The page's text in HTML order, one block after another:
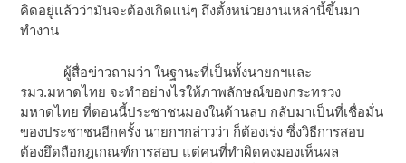
คิดอยู่แล้วว่ามันจะต้องเกิดแน่ๆ ถึงตั้งหน่วยงานเหล่านี้ขึ้นมา
ทำงาน
ผู้สื่อข่าวถามว่า ในฐานะที่เป็นทั้งนายกฯและ
รมว.มหาดไทย จะทำอย่างไรให้ภาพลักษณ์ของกระทรวง
มหาดไทย ที่ตอนนี้ประชาชนมองในด้านลบ กลับมาเป็นที่เชื่อมั่น
ของประชาชนอีกครั้ง นายกฯกล่าวว่า ก็ต้องเร่ง ซึ่งวิธีการสอบ
ต้องยึดถือกฎเกณฑ์การสอบ แต่คนที่ทำผิดคงมองเห็นผล